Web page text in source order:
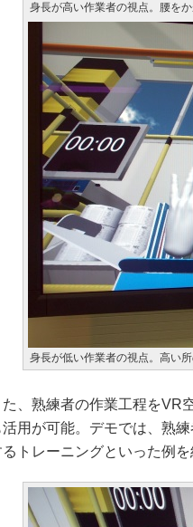
身長が高い作業者の視点。腰を
身長が低い作業者の視点。高い
、熟練者の作業工程をVR
活用が可能。デモでは、熟
トレーニングといった例を